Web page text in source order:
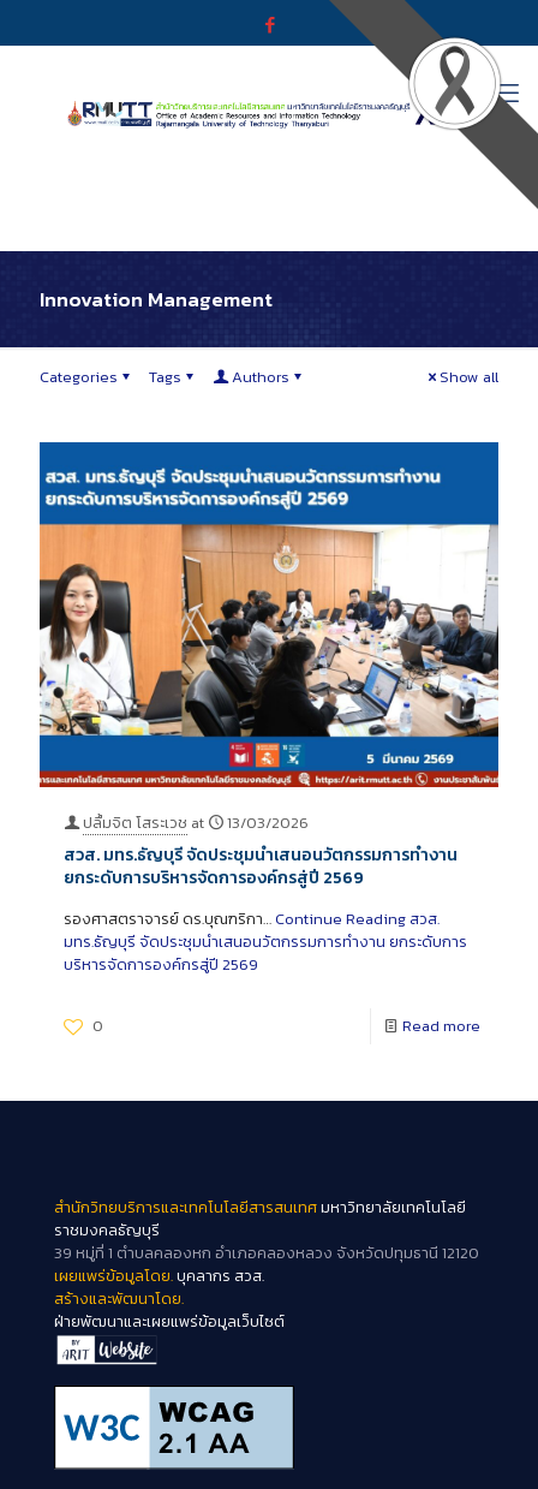
Innovation Management
Categories Tags Authors Show all
ปลื้มจิต โสระเวช at 13/03/2026
สวส. มทร.ธัญบุรี จัดประชุมนำเสนอนวัตกรรมการทำงาน
ยกระดับการบริหารจัดการองค์กรสู่ปี 2569
รองศาสตราจารย์ ดร.บุณฑริกา… Continue Reading สวส.
มทร.ธัญบุรี จัดประชุมนำเสนอนวัตกรรมการทำงาน ยกระดับการ
บริหารจัดการองค์กรสู่ปี 2569
0 Read more
สำนักวิทยบริการและเทคโนโลยีสารสนเทศมหาวิทยาลัยเทคโนโลยี
ราชมงคลธัญบุรี
39 หมู่ที่ 1 ตำบลคลองหก อำเภอคลองหลวง จังหวัดปทุมธานี 12120
เผยแพร่ข้อมูลโดย.บุคลากร สวส.
สร้างและพัฒนาโดย.
ฝ่ายพัฒนาและเผยแพร่ข้อมูลเว็บไซต์